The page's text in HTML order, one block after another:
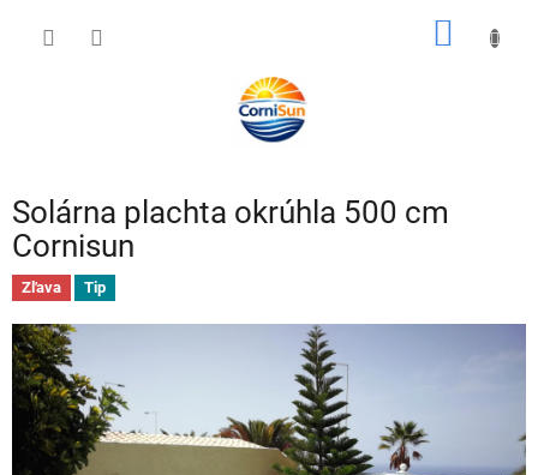
Solárna plachta okrúhla 500 cm
Cornisun
Zľava Tip